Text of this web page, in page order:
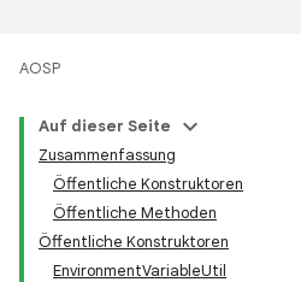
AOSP
Auf dieser Seite
Zusammenfassung
Öffentliche Konstruktoren
Öffentliche Methoden
Öffentliche Konstruktoren
EnvironmentVariableUtil